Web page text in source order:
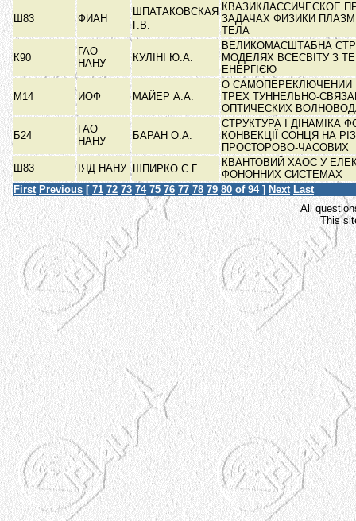
Ш83 ФИАН
ШПАТАКОВСКАЯ
Г.В.
КВАЗИКЛАССИЧЕСКОЕ
ЗАДАЧАХ ФИЗИКИ
ТЕЛА
К90
ГАО
НАНУ
КУЛІНІ Ю.А.
ВЕЛИКОМАСШТАБНА
МОДЕЛЯХ ВСЕСВІТУ З
ЕНЕРГІЄЮ
М14 ИОФ МАЙЕР А.А.
О САМОПЕРЕКЛЮЧЕНИИ
ТРЕХ ТУННЕЛЬНО-
ОПТИЧЕСКИХ
Б24
ГАО
НАНУ
БАРАН О.А.
СТРУКТУРА І ДІНАМІКА
КОНВЕКЦІЇ СОНЦЯ НА
ПРОСТОРОВО-ЧАСОВИХ
Ш83
ІЯД НАНУ ШПИРКО С.Г.
КВАНТОВИЙ ХАОС У
ФОНОННИХ СИСТЕМАХ
First Previous [ 71 72 73 74 75 76 77 78 79 80 of 94 ] Next Last
All
This